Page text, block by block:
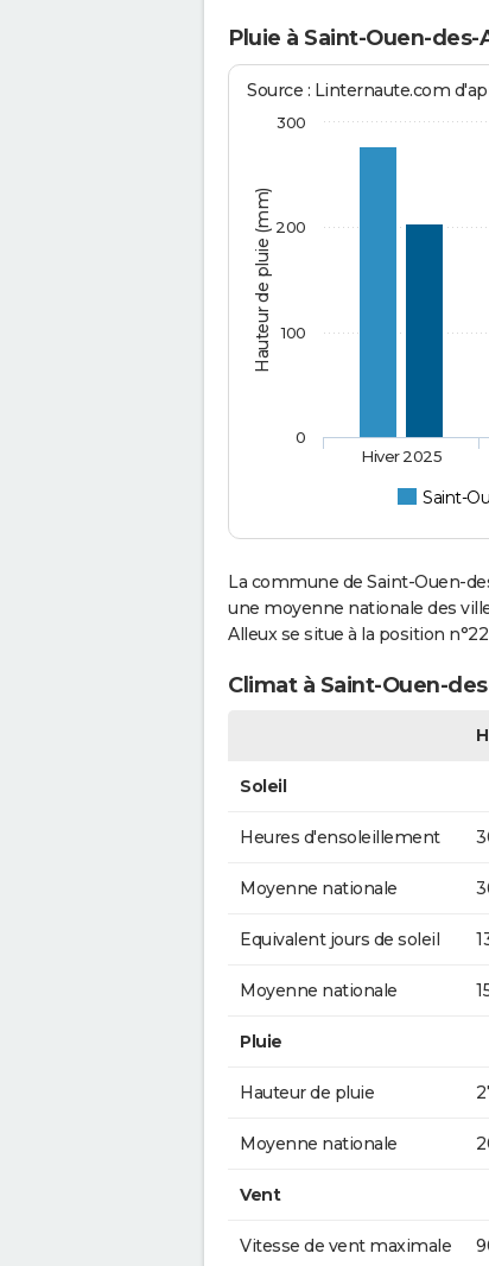
Pluie à Saint-Ouen-des-
Hauteur de pluie (mm)
Source : Linternaute.com
Saint-
Hiver 2025
0
100
200
300
La commune de Saint-Ouen-
une moyenne nationale des
Alleux se situe à la position
Climat à Saint-Ouen-
Soleil
Heures d'ensoleillement
Moyenne nationale
Equivalent jours de soleil
Moyenne nationale
Pluie
Hauteur de pluie
Moyenne nationale
Vent
Vitesse de vent maximale